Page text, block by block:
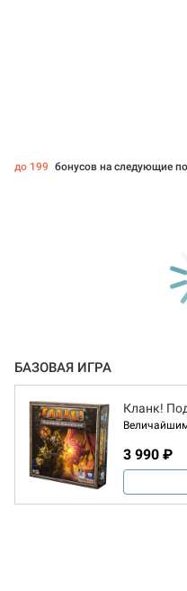
до 199 бонусов на следующие
БАЗОВАЯ ИГРА
Кланк!
3 990 ₽